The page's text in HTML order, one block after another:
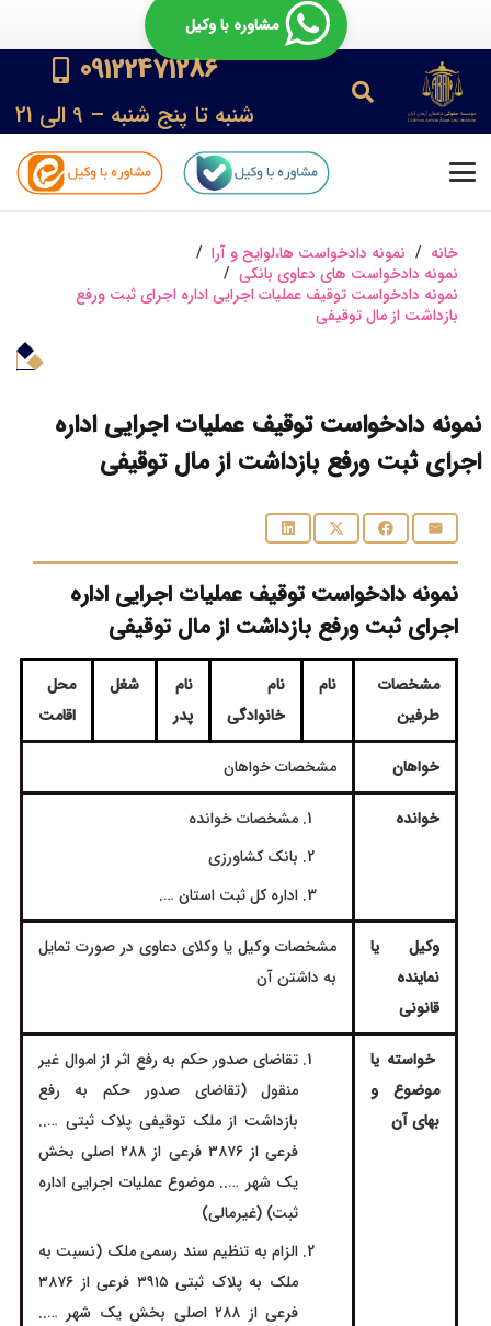
مشاوره با وکیل
09122471286
شنبه تا پنج شنبه – 9 الی 21
خانه / نمونه دادخواست ها،لوایح و آرا /
نمونه دادخواست های دعاوی بانکی /
نمونه دادخواست توقیف عملیات اجرایی اداره اجرای ثبت ورفع
بازداشت از مال توقیفی
نمونه دادخواست توقیف عملیات اجرایی اداره
اجرای ثبت ورفع بازداشت از مال توقیفی
نمونه دادخواست توقیف عملیات اجرایی اداره
اجرای ثبت ورفع بازداشت از مال توقیفی
مشخصات
طرفین
نام
نام
خانوادگی
نام
پدر
شغل
محل
اقامت
خواهان مشخصات خواهان
خوانده
مشخصات خوانده
بانک کشاورزی
اداره کل ثبت استان ….
وکیل یا
نماینده
قانونی
مشخصات وكیل یا وکلای دعاوی در صورت تمایل
به داشتن آن
خواسته یا
موضوع و
بهای آن
تقاضای صدور حکم به رفع اثر از اموال غیر
منقول (تقاضای صدور حکم به رفع
بازداشت از ملک توقیفی پلاک ثبتی …..
فرعی از ۳۸۷۶ فرعی از ۲۸۸ اصلی بخش
یک شهر ….. موضوع عملیات اجرایی اداره
ثبت) (غیرمالی)
الزام به تنظیم سند رسمی ملک (نسبت به
ملک به پلاک ثبتی ۳۹۱۵ فرعی از ۳۸۷۶
فرعی از ۲۸۸ اصلی بخش یک شهر …..